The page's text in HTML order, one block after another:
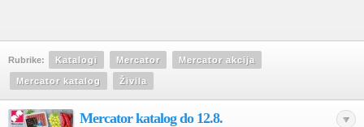
Rubrike: Katalogi Mercator Mercator akcija
Mercator katalog Živila
Mercator katalog do 12.8.